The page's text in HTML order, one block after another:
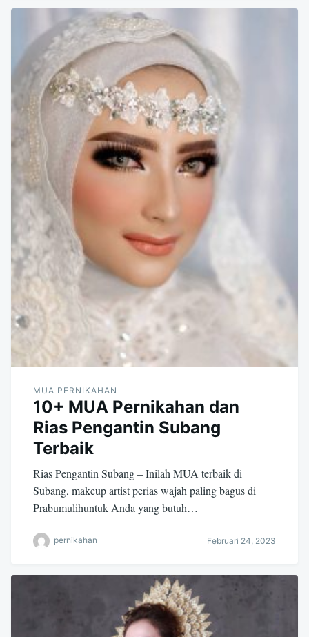
MUA PERNIKAHAN
10+ MUA Pernikahan dan
Rias Pengantin Subang
Terbaik
Rias Pengantin Subang – Inilah MUA terbaik di
Subang, makeup artist perias wajah paling bagus di
Prabumulihuntuk Anda yang butuh…
pernikahan Februari 24, 2023